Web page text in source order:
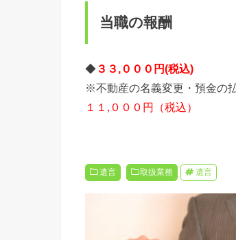
当職の報酬
◆ ３３ ,０００円(税込)
※不動産の名義変更・預金の
１１,０００円（税込）
遺言 取扱業務 遺言